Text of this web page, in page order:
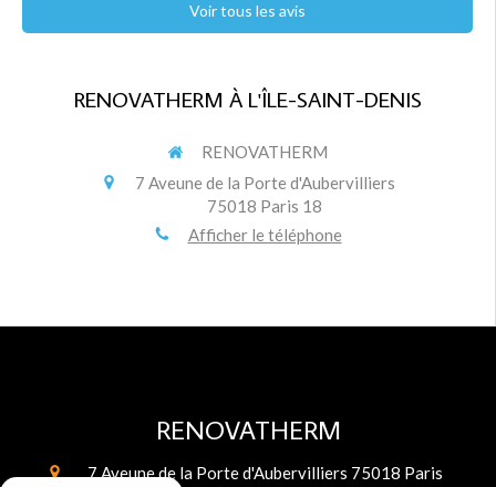
Voir tous les avis
RENOVATHERM À L'ÎLE-SAINT-DENIS
RENOVATHERM
7 Aveune de la Porte d'Aubervilliers
75018 Paris 18
Afficher le téléphone
RENOVATHERM
7 Aveune de la Porte d'Aubervilliers 75018 Paris